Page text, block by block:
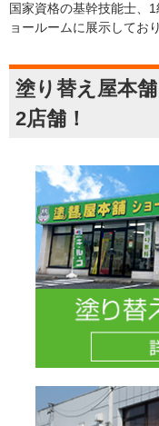
国家資格の基幹技能士、
ョールームに展示してお
塗り替え屋本
2店舗！